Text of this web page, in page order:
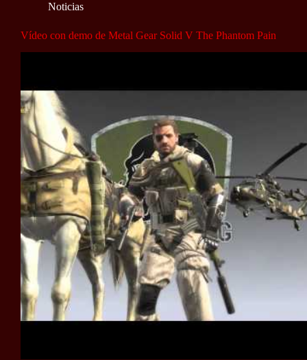
Noticias
Vídeo con demo de Metal Gear Solid V The Phantom Pain